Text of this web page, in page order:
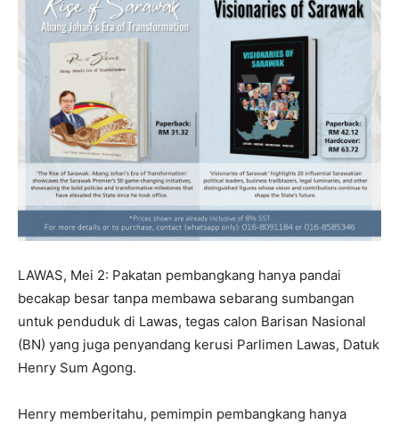
LAWAS, Mei 2: Pakatan pembangkang hanya pandai
becakap besar tanpa membawa sebarang sumbangan
untuk penduduk di Lawas, tegas calon Barisan Nasional
(BN) yang juga penyandang kerusi Parlimen Lawas, Datuk
Henry Sum Agong.
Henry memberitahu, pemimpin pembangkang hanya